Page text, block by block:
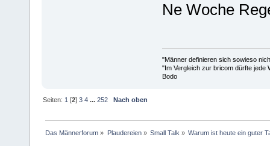
Ne Woche
"Männer definieren sich sowieso
"Im Vergleich zur bricom dürfte jede
Bodo
Seiten: 1 [2]3 4 ...252 Nach oben
Das Männerforum » Plaudereien» Small Talk » Warum ist heute ein guter